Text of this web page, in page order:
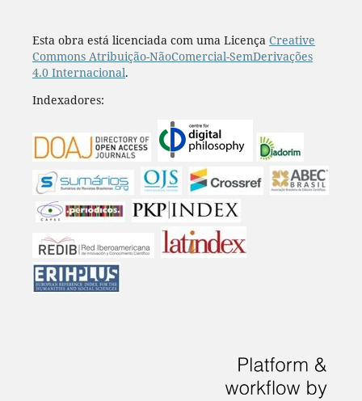
Esta obra está licenciada com uma Licença Creative
Commons Atribuição-NãoComercial-SemDerivações
4.0 Internacional.
Indexadores: